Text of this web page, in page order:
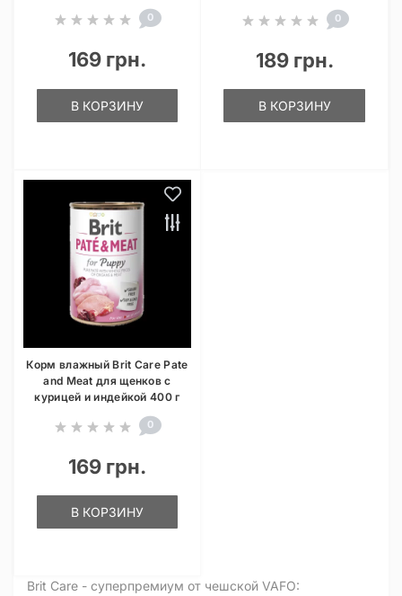
0
169 грн.
В КОРЗИНУ
0
189 грн.
В КОРЗИНУ
Корм влажный Brit Care Pate
and Meat для щенков с
курицей и индейкой 400 г
0
169 грн.
В КОРЗИНУ
Brit Care - суперпремиум от чешской VAFO: